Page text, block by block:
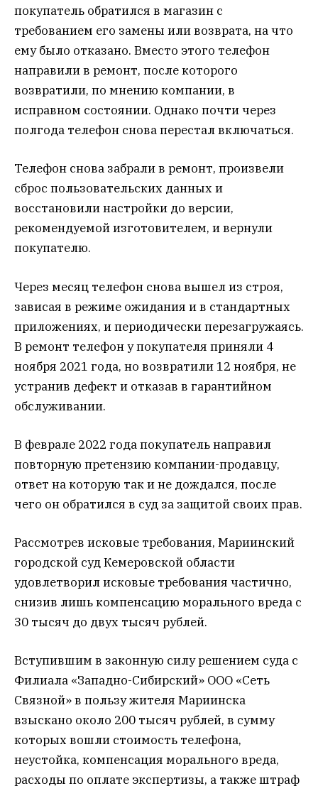
покупатель обратился в магазин с
требованием его замены или возврата, на что
ему было отказано. Вместо этого телефон
направили в ремонт, после которого
возвратили, по мнению компании, в
исправном состоянии. Однако почти через
полгода телефон снова перестал включаться.
Телефон снова забрали в ремонт, произвели
сброс пользовательских данных и
восстановили настройки до версии,
рекомендуемой изготовителем, и вернули
покупателю.
Через месяц телефон снова вышел из строя,
зависая в режиме ожидания и в стандартных
приложениях, и периодически перезагружаясь.
В ремонт телефон у покупателя приняли 4
ноября 2021 года, но возвратили 12 ноября, не
устранив дефект и отказав в гарантийном
обслуживании.
В феврале 2022 года покупатель направил
повторную претензию компании-продавцу,
ответ на которую так и не дождался, после
чего он обратился в суд за защитой своих прав.
Рассмотрев исковые требования, Мариинский
городской суд Кемеровской области
удовлетворил исковые требования частично,
снизив лишь компенсацию морального вреда с
30 тысяч до двух тысяч рублей.
Вступившим в законную силу решением суда с
Филиала «Западно-Сибирский» ООО «Сеть
Связной» в пользу жителя Мариинска
взыскано около 200 тысяч рублей, в сумму
которых вошли стоимость телефона,
неустойка, компенсация морального вреда,
расходы по оплате экспертизы, а также штраф